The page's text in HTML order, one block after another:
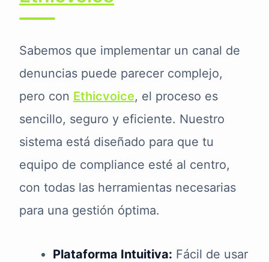
Sabemos que implementar un canal de
denuncias puede parecer complejo,
pero con Ethicvoice, el proceso es
sencillo, seguro y eficiente. Nuestro
sistema está diseñado para que tu
equipo de compliance esté al centro,
con todas las herramientas necesarias
para una gestión óptima.
Plataforma Intuitiva: Fácil de usar